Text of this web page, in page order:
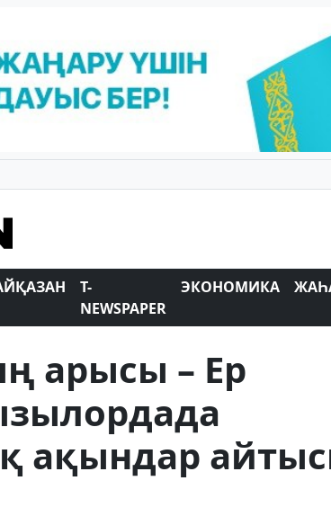
T-
NEWSPAPER
ЭКОНОМИКА
арысы – Ер
ақындар